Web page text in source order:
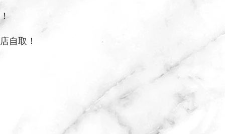
自取！